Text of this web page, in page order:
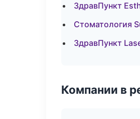
ЗдравПункт
Стоматология
ЗдравПункт
Компании в